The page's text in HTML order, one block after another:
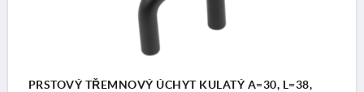
PRSTOVÝ TŘEMNOVÝ ÚCHYT KULATÝ A=30, L=38,